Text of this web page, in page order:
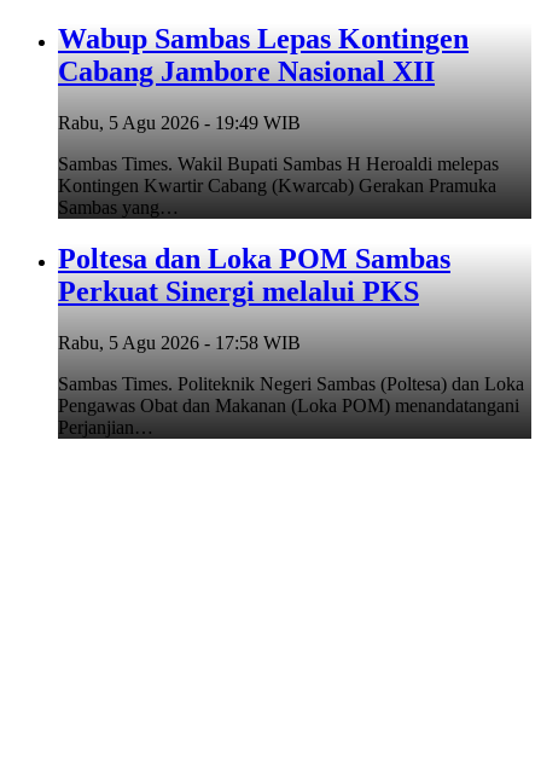
Wabup Sambas Lepas Kontingen
Cabang Jambore Nasional XII
Rabu, 5 Agu 2026 - 19:49 WIB
Sambas Times. Wakil Bupati Sambas H Heroaldi melepas
Kontingen Kwartir Cabang (Kwarcab) Gerakan Pramuka
Sambas yang…
Poltesa dan Loka POM Sambas
Perkuat Sinergi melalui PKS
Rabu, 5 Agu 2026 - 17:58 WIB
Sambas Times. Politeknik Negeri Sambas (Poltesa) dan Loka
Pengawas Obat dan Makanan (Loka POM) menandatangani
Perjanjian…